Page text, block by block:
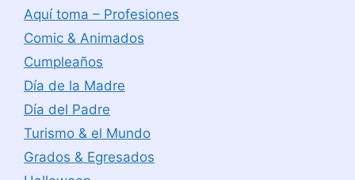
Aquí toma – Profesiones
Comic & Animados
Cumpleaños
Día de la Madre
Día del Padre
Turismo & el Mundo
Grados & Egresados